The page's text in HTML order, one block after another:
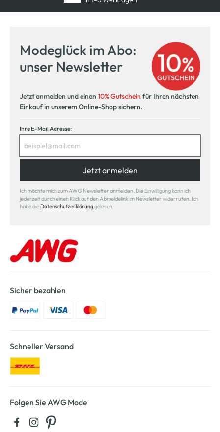
Kostenlose Filiallieferung
in Ihre Wunschfiliale
Modeglück im Abo:
unser Newsletter
Jetzt anmelden und einen 10% Gutschein für Ihren nächsten
Einkauf in unserem Online-Shop sichern.
Ihre E-Mail Adresse:
Jetzt anmelden
Ich möchte mich zum AWG Newsletter anmelden. Die Einwilligung kann ich
jederzeit durch einen Klick auf den Abmeldelink im Newsletter widerrufen. Ich
habe die Datenschutzerklärunggelesen.
Sicher bezahlen
Schneller Versand
Folgen Sie AWG Mode